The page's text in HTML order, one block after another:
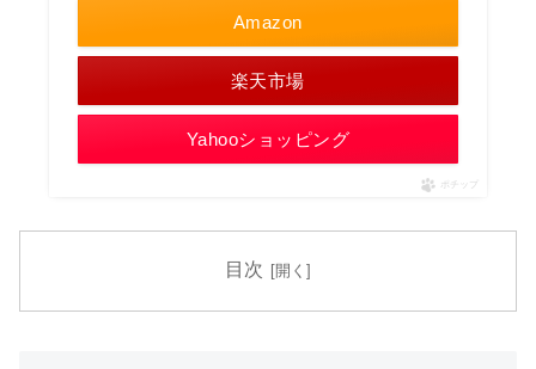
Amazon
楽天市場
Yahooショッピング
ポチップ
目次